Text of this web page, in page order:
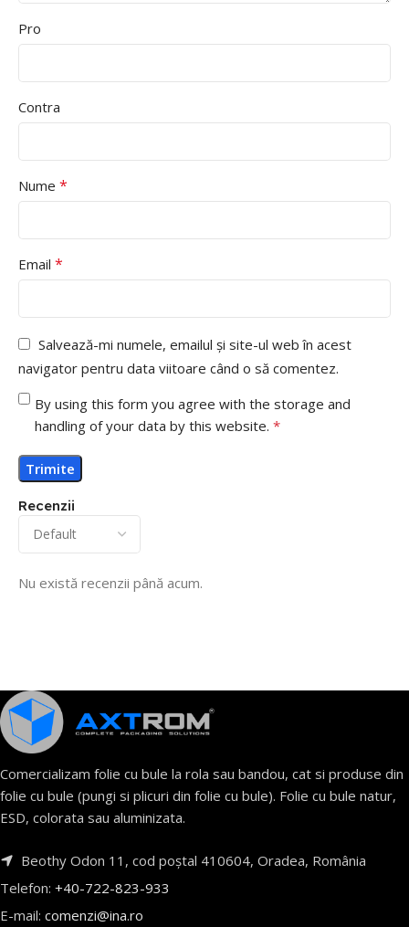
Recenzii
Nu există recenzii până acum.
Pro
Contra
Nume *
Email *
Salvează-mi numele, emailul și site-ul web în acest
navigator pentru data viitoare când o să comentez.
By using this form you agree with the storage and
handling of your data by this website. *
Comercializam folie cu bule la rola sau bandou, cat si produse din
folie cu bule (pungi si plicuri din folie cu bule). Folie cu bule natur,
ESD, colorata sau aluminizata.
Beothy Odon 11, cod poștal 410604, Oradea, România
Telefon: +40-722-823-933
E-mail: comenzi@ina.ro